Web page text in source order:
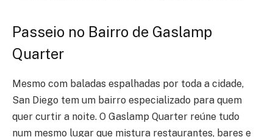
Passeio no Bairro de Gaslamp
Quarter
Mesmo com baladas espalhadas por toda a cidade,
San Diego tem um bairro especializado para quem
quer curtir a noite. O Gaslamp Quarter reúne tudo
num mesmo lugar que mistura restaurantes, bares e